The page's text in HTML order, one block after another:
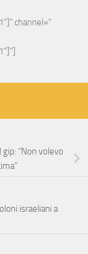
channel="
“Non volevo
israeliani a